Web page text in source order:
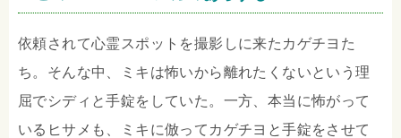
依頼されて心霊スポットを撮影しに来たカゲチヨた
ち。そんな中、ミキは怖いから離れたくないという理
屈でシディと手錠をしていた。一方、本当に怖がって
いるヒサメも、ミキに倣ってカゲチヨと手錠をさせて